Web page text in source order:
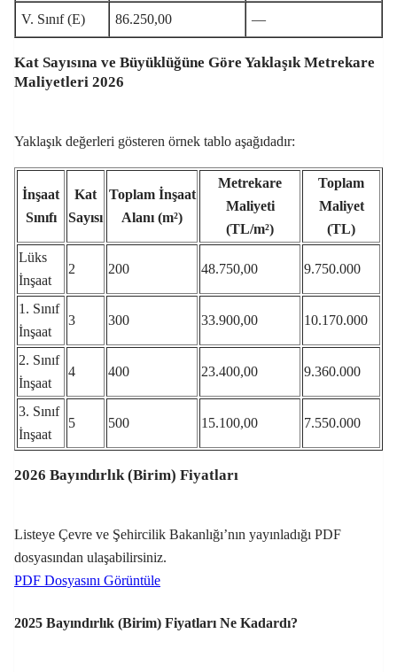
V. Sınıf (E) 86.250,00 —
Kat Sayısına ve Büyüklüğüne Göre Yaklaşık Metrekare
Maliyetleri 2026
Yaklaşık değerleri gösteren örnek tablo aşağıdadır:
İnşaat
Sınıfı
Kat
Sayısı
Toplam İnşaat
Alanı (m²)
Metrekare
Maliyeti
(TL/m²)
Toplam
Maliyet
(TL)
Lüks
İnşaat
2 200 48.750,00 9.750.000
1. Sınıf
İnşaat
3 300 33.900,00 10.170.000
2. Sınıf
İnşaat
4 400 23.400,00 9.360.000
3. Sınıf
İnşaat
5 500 15.100,00 7.550.000
2026 Bayındırlık (Birim) Fiyatları
Listeye Çevre ve Şehircilik Bakanlığı’nın yayınladığı PDF
dosyasından ulaşabilirsiniz.
PDF Dosyasını Görüntüle
2025 Bayındırlık (Birim) Fiyatları Ne Kadardı?